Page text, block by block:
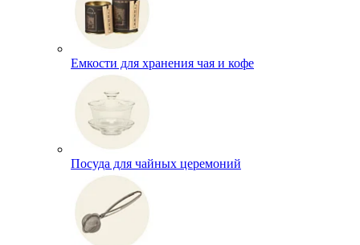
Емкости для хранения чая и кофе
Посуда для чайных церемоний